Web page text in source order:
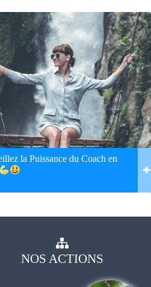
la Puissance du Coach en
NOS ACTIONS